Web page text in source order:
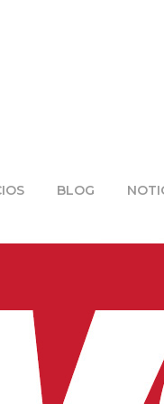
BLOG